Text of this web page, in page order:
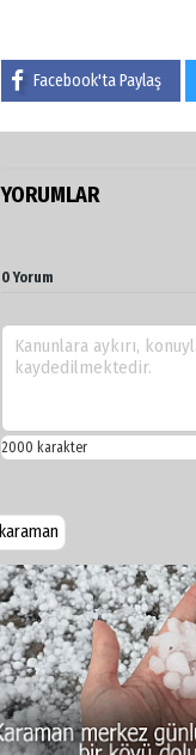
Facebook'ta Paylaş
YORUMLAR
0 Yorum
karaman